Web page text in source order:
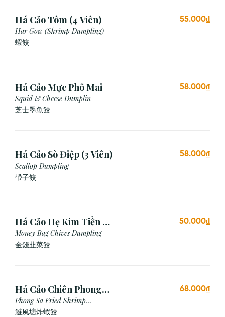
Há Cảo Tôm (4 Viên)
Har Gow (Shrimp Dumpling)
蝦餃
55.000₫
Há Cảo Mực Phô Mai
Squid & Cheese Dumplin
芝⼠墨⿂餃
58.000₫
Há Cảo Sò Điệp (3 Viên)
Scallop Dumpling
帶子餃
58.000₫
Há Cảo Hẹ Kim Tiền (3
Viên)
Money Bag Chives Dumpling
金錢韭菜餃
50.000₫
Há Cảo Chiên Phong
Sa
Phong Sa Fried Shrimp
Dumpling (Garlic Breadcrumb)
避風塘炸蝦餃
68.000₫